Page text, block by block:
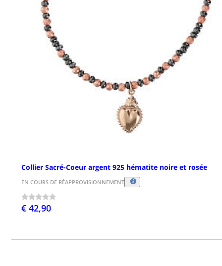
Collier Sacré-Coeur argent 925 hématite noire et rosée
EN COURS DE RÉAPPROVISIONNEMENT
€ 42,90